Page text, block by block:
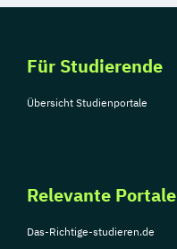
Für Studierende
Übersicht Studienportale
Relevante Portale
Das-Richtige-studieren.de